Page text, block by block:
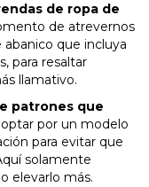
de ropa de
de atrevernos
que incluya
para resaltar
llamativo.
patrones que
por un modelo
para evitar que
solamente
elevarlo más.